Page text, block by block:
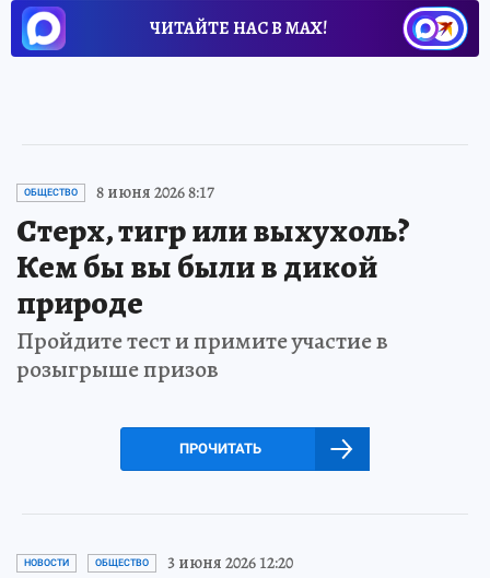
ЧИТАЙТЕ НАС В МАХ!
ОБЩЕСТВО 8 июня 2026 8:17
Стерх, тигр или выхухоль?
Кем бы вы были в дикой
природе
Пройдите тест и примите участие в
розыгрыше призов
ПРОЧИТАТЬ
НОВОСТИ ОБЩЕСТВО 3 июня 2026 12:20